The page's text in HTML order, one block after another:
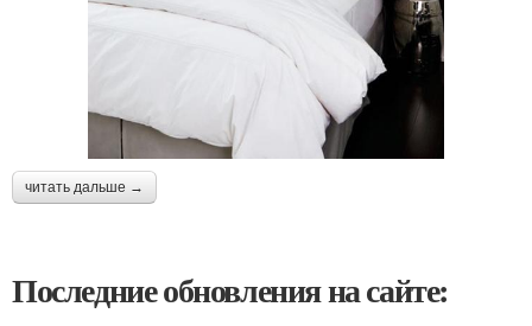
читать дальше →
Последние обновления на сайте: